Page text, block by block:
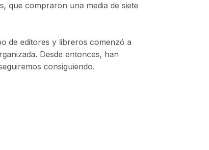
que compraron una media de siete
de editores y libreros comenzó a
Desde entonces, han
consiguiendo.